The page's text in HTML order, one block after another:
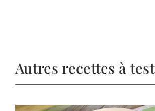
Autres recettes à